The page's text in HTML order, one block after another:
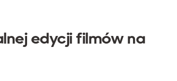
edycji filmów na